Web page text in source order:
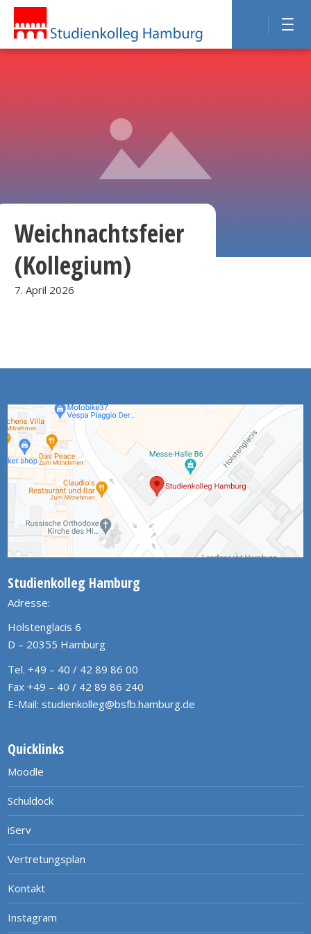
Weichnachtsfeier
(Kollegium)
7. April 2026
Studienkolleg Hamburg
Adresse:
Holstenglacis 6
D – 20355 Hamburg
Tel. +49 – 40 / 42 89 86 00
Fax +49 – 40 / 42 89 86 240
E-Mail: studienkolleg@bsfb.hamburg.de
Quicklinks
Moodle
Schuldock
iServ
Vertretungsplan
Kontakt
Instagram